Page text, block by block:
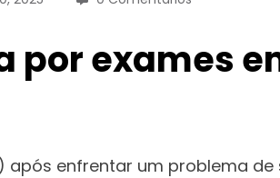
por exames
enfrentar um problema de